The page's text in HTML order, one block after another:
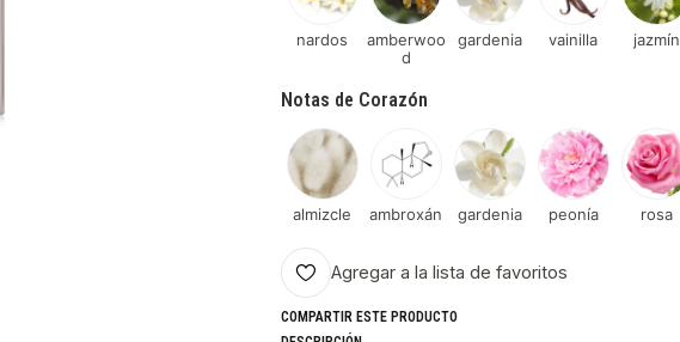
nardos
amberwoo
d
gardenia vainilla jazmín
Notas de Corazón
almizcle ambroxán gardenia peonía rosa
Agregar a la lista de favoritos
COMPARTIR ESTE PRODUCTO